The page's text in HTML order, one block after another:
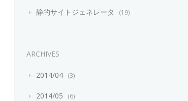
静的サイトジェネレータ 19
ARCHIVES
2014/04 3
2014/05 6